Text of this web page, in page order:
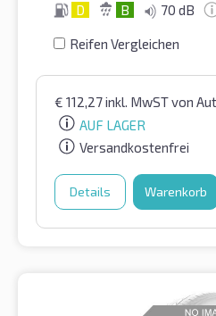
D B 70 dB
Reifen Vergleichen
€ 112,27inkl. MwSTvon
AUF LAGER
Versandkostenfrei
Details Warenkorb